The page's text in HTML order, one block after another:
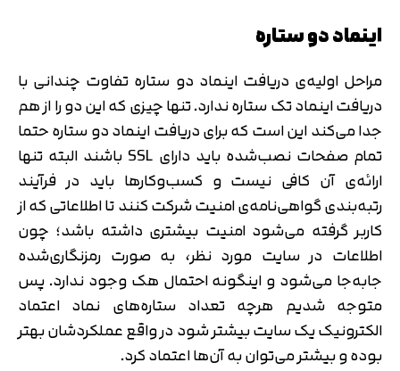
اینماد دو ستاره
مراحل اولیه‌ی دریافت اینماد دو ستاره تفاوت چندانی با
دریافت اینماد تک‌ ستاره ندارد. تنها چیزی که این دو را از هم
جدا می‌کند این است که برای دریافت اینماد دو ستاره حتما
تمام صفحات نصب‌شده باید دارای SSL باشند البته تنها
ارائه‌ی آن کافی نیست و کسب‌وکارها باید در فرآیند
رتبه‌بندی گواهی‌نامه‌ی امنیت شرکت کنند تا اطلاعاتی که از
کاربر گرفته‌ می‌شود امنیت بیشتری داشته‌ باشد؛ چون
اطلاعات در سایت مورد نظر، به صورت رمزنگاری‌شده
جا‌به‌جا می‌شود و اینگونه احتمال هک وجود ندارد. پس
متوجه شدیم هرچه تعداد ستاره‌های نماد اعتماد
الکترونیک یک سایت بیشتر شود در واقع عملکردشان بهتر
بوده و بیشتر می‌توان به آن‌ها اعتماد کرد.